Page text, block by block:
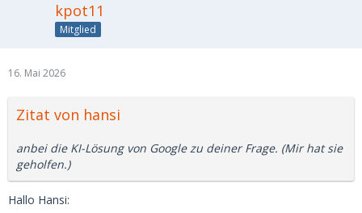
kpot11
Mitglied
16. Mai 2026
Zitat von hansi
anbei die KI-Lösung von Google zu deiner Frage. (Mir hat sie
geholfen.)
Hallo Hansi: